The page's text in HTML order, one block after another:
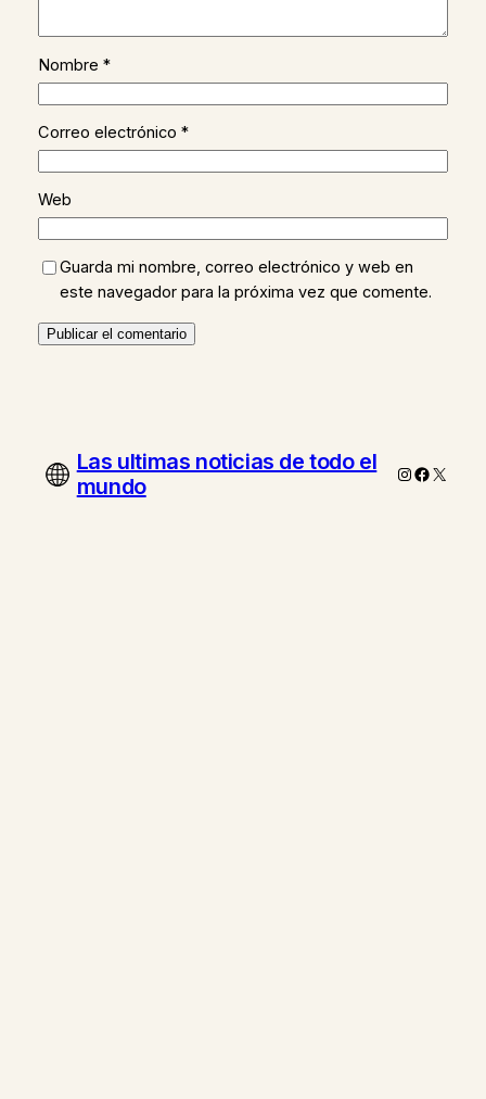
Nombre *
Correo electrónico *
Web
Guarda mi nombre, correo electrónico y web en
este navegador para la próxima vez que comente.
Las ultimas noticias de todo el
mundo
Instagram
X